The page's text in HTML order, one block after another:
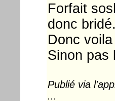
Forfait
donc
Donc
Sinon pas
Publié via
...